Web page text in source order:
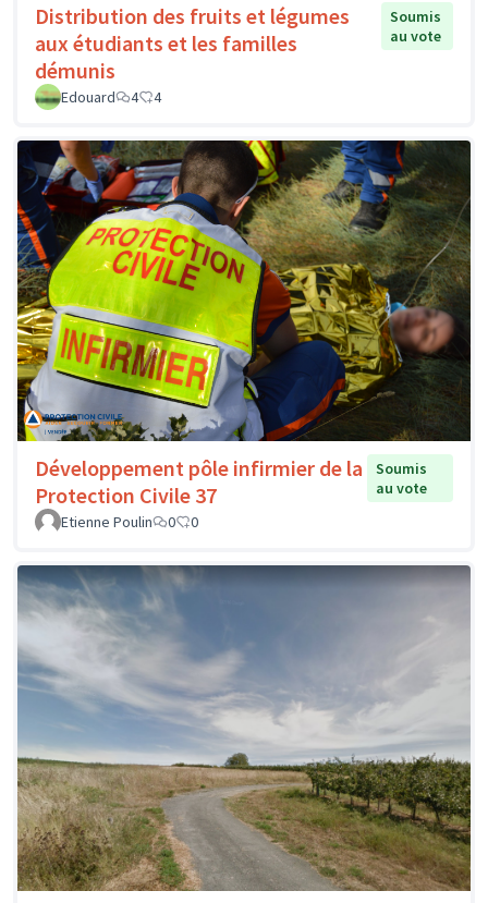
Distribution des fruits et légumes
aux étudiants et les familles
démunis
Soumis
au vote
Edouard 4 4
Développement pôle infirmier de la
Protection Civile 37
Soumis
au vote
Etienne Poulin
0 0